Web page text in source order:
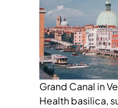
Grand Canal in
Health basilica,